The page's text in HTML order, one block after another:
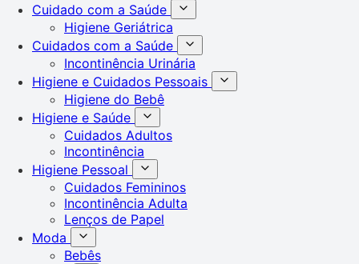
Cuidado com a Saúde
Higiene Geriátrica
Cuidados com a Saúde
Incontinência Urinária
Higiene e Cuidados Pessoais
Higiene do Bebê
Higiene e Saúde
Cuidados Adultos
Incontinência
Higiene Pessoal
Cuidados Femininos
Incontinência Adulta
Lenços de Papel
Moda
Bebês